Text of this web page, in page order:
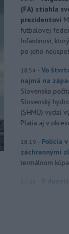
(FA) stiahla
prezidentovi
futbalovej
Infantinovi,
po jeho
18:54 - Vo
najmä na
Slovenska
Slovenský
(SHMÚ) vydal
Platia aj v
18:19 - Polícia
záchrannými
termálnom
V